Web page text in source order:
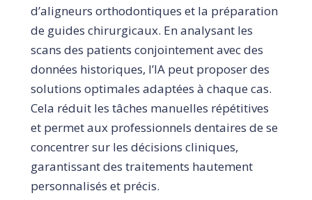
d’aligneurs orthodontiques et la préparation
de guides chirurgicaux. En analysant les
scans des patients conjointement avec des
données historiques, l’IA peut proposer des
solutions optimales adaptées à chaque cas.
Cela réduit les tâches manuelles répétitives
et permet aux professionnels dentaires de se
concentrer sur les décisions cliniques,
garantissant des traitements hautement
personnalisés et précis.